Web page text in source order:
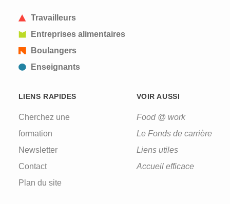
Travailleurs
Entreprises alimentaires
Boulangers
Enseignants
LIENS RAPIDES
Cherchez une
formation
Newsletter
Contact
Plan du site
VOIR AUSSI
Food @ work
Le Fonds de carrière
Liens utiles
Accueil efficace